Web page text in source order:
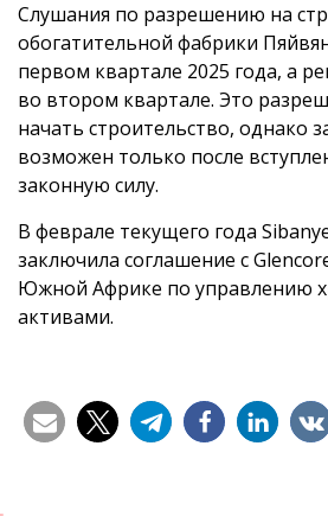
Слушания по разрешению на
обогатительной фабрики
первом квартале 2025 года, а
во втором квартале. Это
начать строительство, однако
возможен только после
законную силу.
В феврале текущего года
заключила соглашение с
Южной Африке по управлению
активами.